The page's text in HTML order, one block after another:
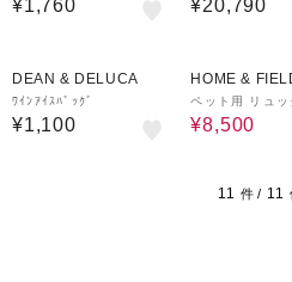
¥1,760 ¥20,790
DEAN & DELUCA
ﾜｲﾝｱｲｽﾊﾞｯｸﾞ
¥1,100
HOME &
ORY STORE
ペット用 リュッ
¥8,500
11 件 / 11